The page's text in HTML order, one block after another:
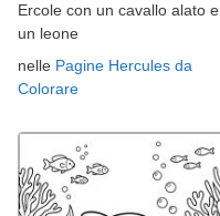
Ercole con un cavallo alato e
un leone
nelle Pagine Hercules da
Colorare